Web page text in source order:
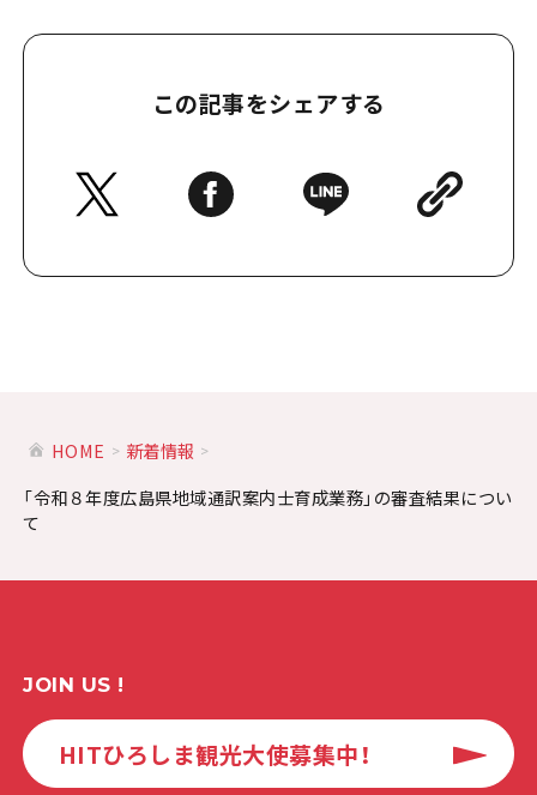
この記事をシェアする
HOME
新着情報
「令和８年度広島県地域通訳案内士育成業務」の審査結果につい
て
JOIN US !
HITひろしま観光大使募集中！